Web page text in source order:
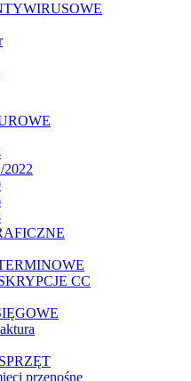
2022
CC
przenośne